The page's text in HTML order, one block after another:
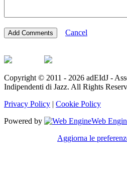
Cancel
Copyright © 2011 - 2026 adEIdJ -
Indipendenti di Jazz. All Rights
Privacy Policy | Cookie Policy
Powered by
Web
Aggiorna le